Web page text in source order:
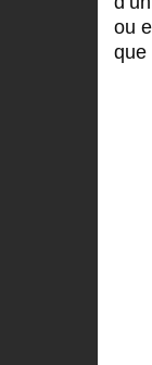
ou
que